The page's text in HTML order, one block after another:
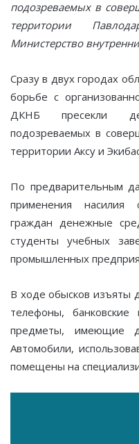
подозреваемых в
территории
Министерство
Сразу в двух городах
борьбе с
ДКНБ пресекли
подозреваемых в
территории Аксу и
По предварительным
применения насилия
граждан денежные
студенты учебных
промышленных
В ходе обысков изъяты
телефоны,
предметы, имеющие
Автомобили,
помещены на